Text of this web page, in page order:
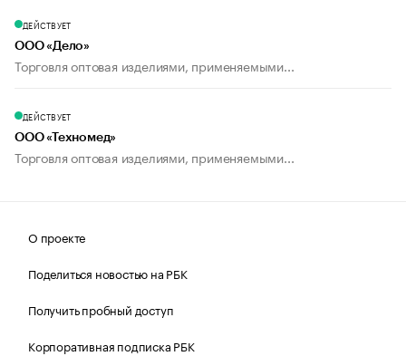
ДЕЙСТВУЕТ
ООО «Дело»
Торговля оптовая изделиями, применяемыми...
ДЕЙСТВУЕТ
ООО «Техномед»
Торговля оптовая изделиями, применяемыми...
О проекте
Поделиться новостью на РБК
Получить пробный доступ
Корпоративная подписка РБК